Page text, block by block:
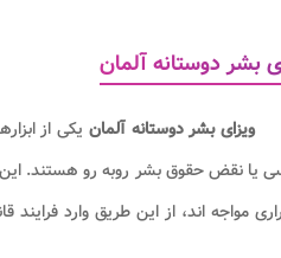
بشر دوستانه آلمان
ویزای بشر دوستانه آلمان یکی از
یا نقض حقوق بشر روبه رو هستند. این
مواجه اند، از این طریق وارد